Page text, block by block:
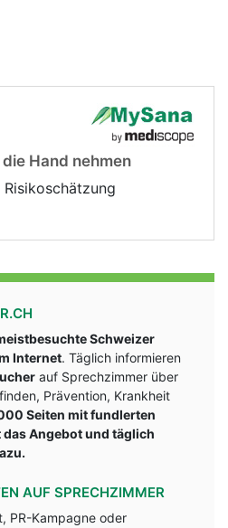
Hand nehmen
Schweizer
Internet. Täglich informieren
auf Sprechzimmer über
Prävention, Krankheit
Seiten mit fundlerten
Angebot und täglich
AUF SPRECHZIMMER
PR-Kampagne oder